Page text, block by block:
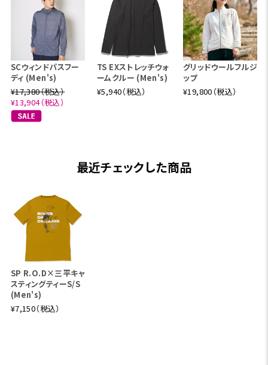
SCウィンドパスフー
ディ (Men's)
¥17,380（税込）
¥13,904（税込）
TS EXストレッチウォ
ームクルー (Men's)
¥5,940（税込）
グリッドウールフルジ
ップ
¥19,800（税込）
最近チェックした商品
SP R.O.D×三平キャ
スティングティーS/S
(Men's)
¥7,150（税込）